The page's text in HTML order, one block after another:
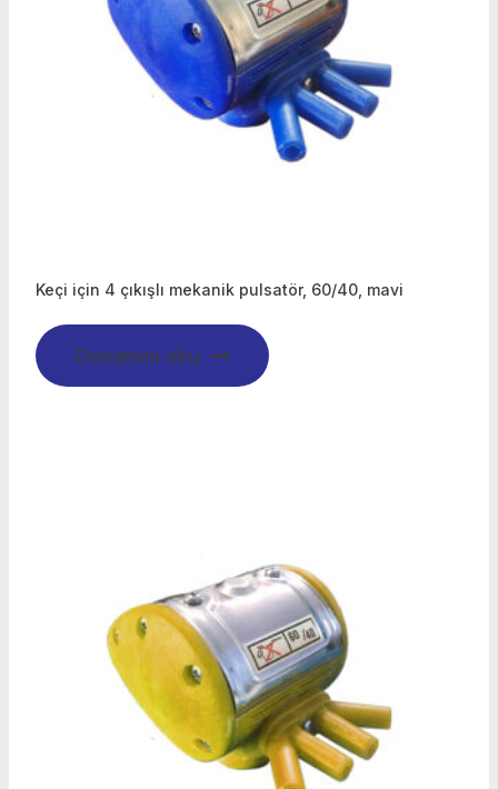
Keçi için 4 çıkışlı mekanik pulsatör, 60/40, mavi
Devamını oku